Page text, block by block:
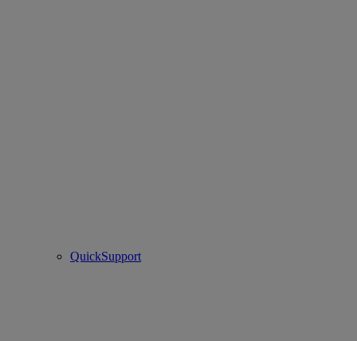
QuickSupport